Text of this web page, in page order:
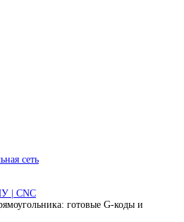
сеть
| CNC
готовые G-коды и